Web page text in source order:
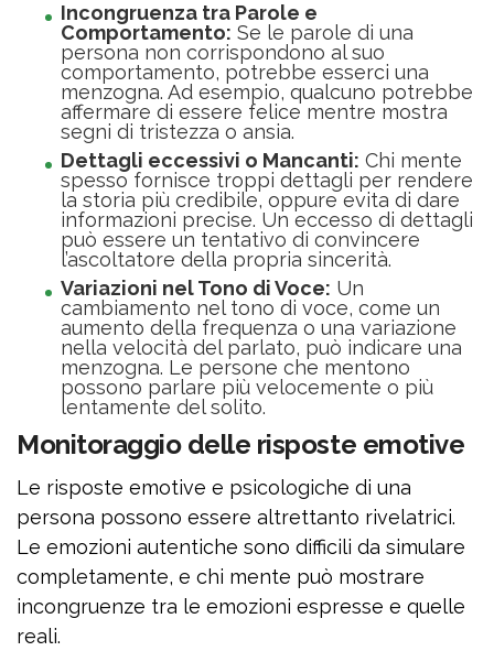
Incongruenza tra Parole e
Comportamento: Se le parole di una
persona non corrispondono al suo
comportamento, potrebbe esserci una
menzogna. Ad esempio, qualcuno potrebbe
affermare di essere felice mentre mostra
segni di tristezza o ansia.
Dettagli eccessivi o Mancanti: Chi mente
spesso fornisce troppi dettagli per rendere
la storia più credibile, oppure evita di dare
informazioni precise. Un eccesso di dettagli
può essere un tentativo di convincere
l’ascoltatore della propria sincerità.
Variazioni nel Tono di Voce: Un
cambiamento nel tono di voce, come un
aumento della frequenza o una variazione
nella velocità del parlato, può indicare una
menzogna. Le persone che mentono
possono parlare più velocemente o più
lentamente del solito.
Monitoraggio delle risposte emotive
Le risposte emotive e psicologiche di una
persona possono essere altrettanto rivelatrici.
Le emozioni autentiche sono difficili da simulare
completamente, e chi mente può mostrare
incongruenze tra le emozioni espresse e quelle
reali.